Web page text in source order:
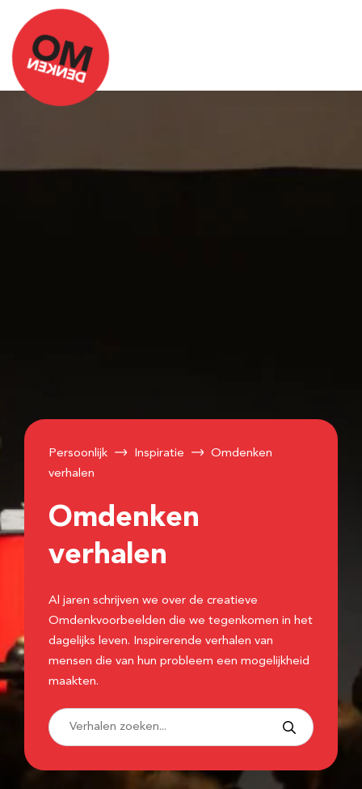
Persoonlijk Inspiratie
Omdenken
verhalen
Omdenken
verhalen
Al jaren schrijven we over de creatieve
Omdenkvoorbeelden die we tegenkomen in het
dagelijks leven. Inspirerende verhalen van
mensen die van hun probleem een mogelijkheid
maakten.